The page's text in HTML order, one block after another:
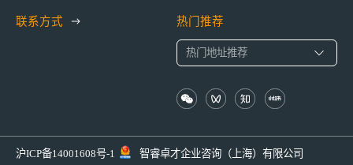
联系方式 热门推荐
沪ICP备14001608号-1
智睿卓才企业咨询（上海）有限公司